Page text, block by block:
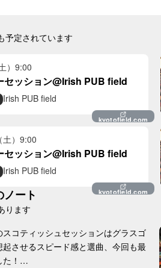
予定されています
9:00
セッション@Irish PUB field
Irish PUB field
kyotofield.com
） 9:00
セッション@Irish PUB field
Irish PUB field
kyotofield.com
ート
ります
スコティッシュセッションはグラスゴ
起させるスピード感と選曲、今回も最
！